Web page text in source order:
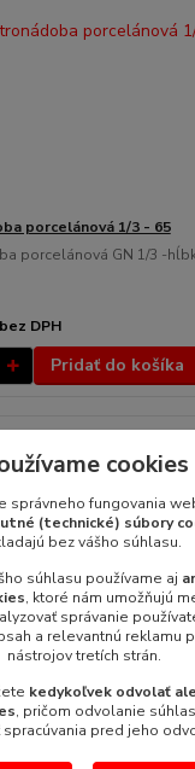
porcelánová 1/3 - 65
porcelánová GN 1/3 -
bez DPH
Pridať do košíka
cookies
správneho fungovania
(technické) súbory
bez vášho súhlasu.
súhlasu používame aj
, ktoré nám umožňujú
správanie
a relevantnú reklamu
nástrojov tretích strán.
kedykoľvek odvolať
, pričom odvolanie
spracúvania pred jeho